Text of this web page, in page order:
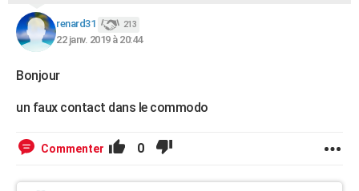
renard31 213
22 janv. 2019 à 20:44
Bonjour
un faux contact dans le commodo
Commenter 0